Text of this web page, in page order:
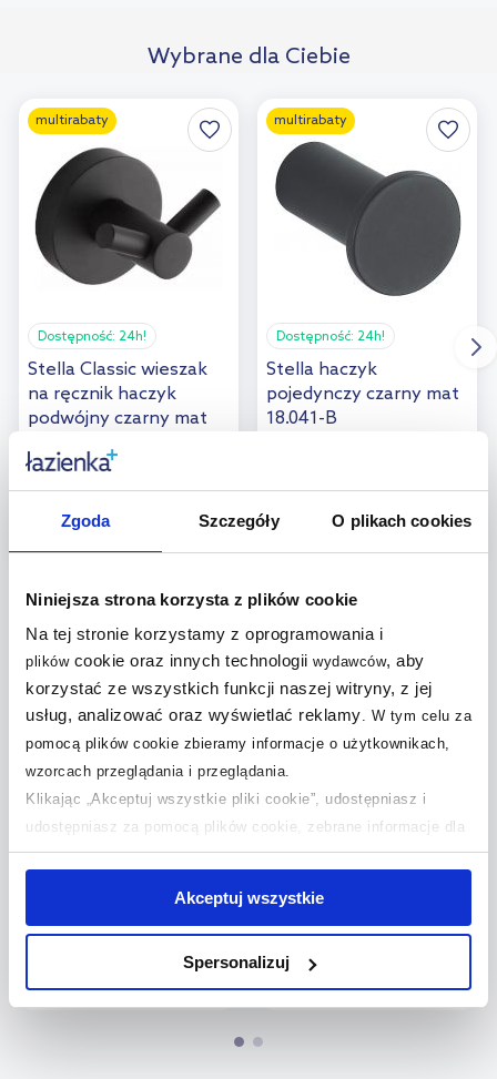
Zgoda Szczegóły O plikach cookies
Niniejsza strona korzysta z plików cookie
Na tej stronie korzystamy z oprogramowania i
plikówcookie oraz innych technologii wydawców, aby
korzystać ze wszystkich funkcji naszej witryny, z jej
usług, analizować oraz wyświetlać reklamy. W tym celu za
pomocą plików cookie zbieramy informacje o użytkownikach,
wzorcach przeglądania i przeglądania.
Klikając „Akceptuj wszystkie pliki cookie”, udostępniasz i
udostępniasz za pomocą plików cookie, zebrane informacje dla
użytkowników zewnętrznych, a także nasi partnerzy reklamowi.
jednak, że zablokowane niektóre pliki cookie mogą mieć wpływ
na sposób dostarczania treści niedostosowanych do potrzeb
kliknij „Ustawienia plików cookie”.
Akceptuj wszystkie
Spersonalizuj
Wybrane dla Ciebie
multirabaty
Dostępność: 24h!
Stella Classic wieszak
na ręcznik haczyk
podwójny czarny mat
multirabaty
Dostępność: 24h!
Stella haczyk
pojedynczy czarny mat
18.041-B
(10)
Zobacz nasze inspiracje
urządzona...
Biała łazienka z
pomysłem....